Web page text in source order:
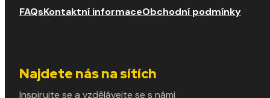
FAQsKontaktní informaceObchodní podmínky
Najdete nás na sítích
Inspirujte se a vzdělávejte se s námi